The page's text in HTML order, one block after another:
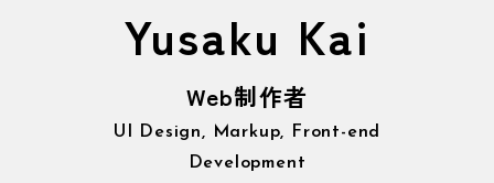
Yusaku Kai
Web制作者
UI Design, Markup, Front-end
Development